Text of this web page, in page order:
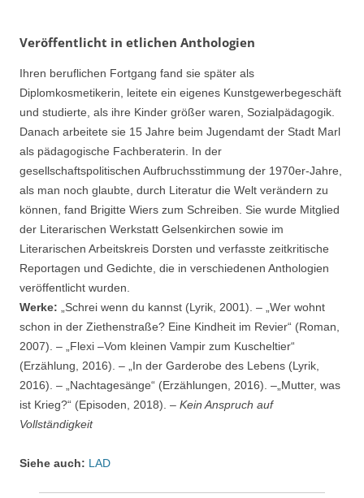
Veröffentlicht in etlichen Anthologien
Ihren beruflichen Fortgang fand sie später als
Diplomkosmetikerin, leitete ein eigenes Kunstgewerbegeschäft
und studierte, als ihre Kinder größer waren, Sozialpädagogik.
Danach arbeitete sie 15 Jahre beim Jugendamt der Stadt Marl
als pädagogische Fachberaterin. In der
gesellschaftspolitischen Aufbruchsstimmung der 1970er-Jahre,
als man noch glaubte, durch Literatur die Welt verändern zu
können, fand Brigitte Wiers zum Schreiben. Sie wurde Mitglied
der Literarischen Werkstatt Gelsenkirchen sowie im
Literarischen Arbeitskreis Dorsten und verfasste zeitkritische
Reportagen und Gedichte, die in verschiedenen Anthologien
veröffentlicht wurden.
Werke: „Schrei wenn du kannst (Lyrik, 2001). – „Wer wohnt
schon in der Ziethenstraße? Eine Kindheit im Revier“ (Roman,
2007). – „Flexi –Vom kleinen Vampir zum Kuscheltier“
(Erzählung, 2016). – „In der Garderobe des Lebens (Lyrik,
2016). – „Nachtagesänge“ (Erzählungen, 2016). –„Mutter, was
ist Krieg?“ (Episoden, 2018). – Kein Anspruch auf
Vollständigkeit
Siehe auch: LAD